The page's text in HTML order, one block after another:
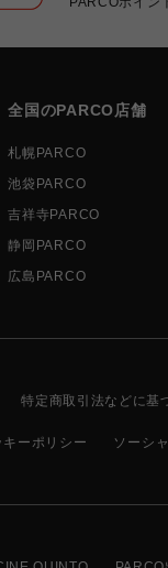
全国のPARCO店舗
札幌PARCO
池袋PARCO
吉祥寺PARCO
静岡PARCO
広島PARCO
特定商取引法などに基
キーポリシー ソーシ